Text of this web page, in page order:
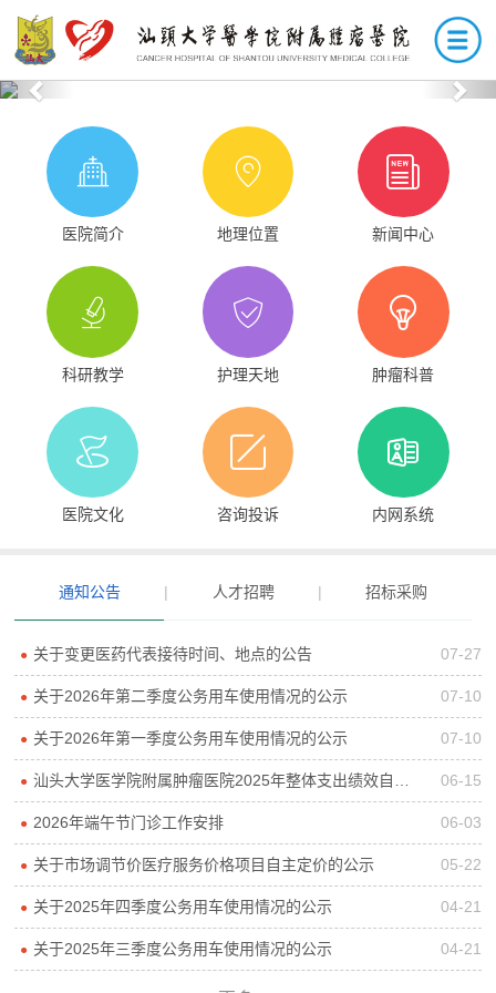
Previous
医院简介 地理位置 新闻中心
科研教学 护理天地 肿瘤科普
医院文化 咨询投诉 内网系统
通知公告 | 人才招聘 | 招标采购
● 关于变更医药代表接待时间、地点的公告 07-27
● 关于2026年第二季度公务用车使用情况的公示 07-10
● 关于2026年第一季度公务用车使用情况的公示 07-10
● 汕头大学医学院附属肿瘤医院2025年整体支出绩效自评报告 06-15
● 2026年端午节门诊工作安排 06-03
● 关于市场调节价医疗服务价格项目自主定价的公示 05-22
● 关于2025年四季度公务用车使用情况的公示 04-21
● 关于2025年三季度公务用车使用情况的公示 04-21